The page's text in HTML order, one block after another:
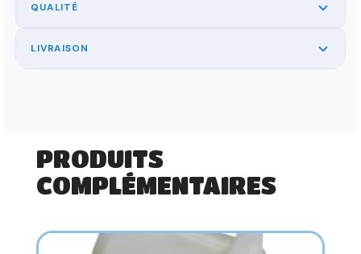
QUALITÉ
LIVRAISON
PRODUITS
COMPLÉMENTAIRES